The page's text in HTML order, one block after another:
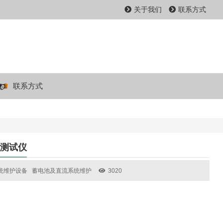
关于我们 联系方式
联系方式
试仪
维护设备 蓄电池及直流系统维护 3020